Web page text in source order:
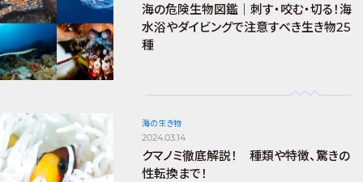
海の危険生物図鑑｜刺す・咬む・切る！海
水浴やダイビングで注意すべき生き物25
種
海の生き物
2024.03.14
クマノミ徹底解説！ 種類や特徴、驚きの
性転換まで！